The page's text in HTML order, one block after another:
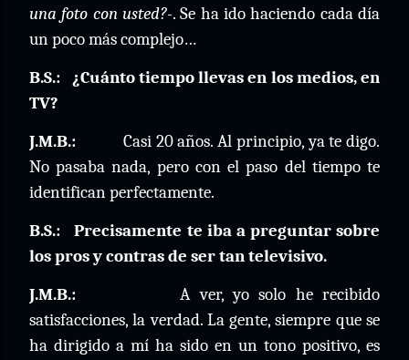
una foto con usted?-. Se ha ido haciendo cada día
un poco más complejo…
B.S.:
¿Cuánto tiempo llevas en los medios, en
TV?
J.M.B.:
Casi 20 años. Al principio, ya te digo.
No pasaba nada, pero con el paso del tiempo te
identifican perfectamente.
B.S.:
Precisamente te iba a preguntar sobre
los pros y contras de ser tan televisivo.
J.M.B.:
A ver, yo solo he recibido
satisfacciones, la verdad. La gente, siempre que se
ha dirigido a mí ha sido en un tono positivo, es